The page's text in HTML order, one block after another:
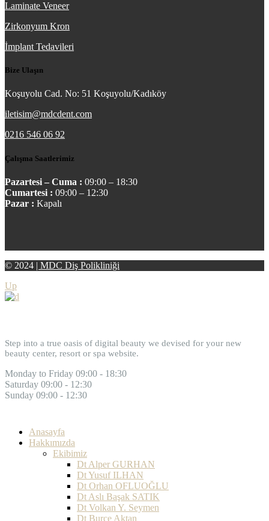
Laminate Veneer
Zirkonyum Kron
İmplant Tedavileri
Bize Ulaşın
Koşuyolu Cad. No: 51 Koşuyolu/Kadıköy
iletisim@mdcdent.com
0216 546 06 92
Çalışma Saatlerimiz
Pazartesi – Cuma : 09:00 – 18:30
Cumartesi : 09:00 – 12:30
Pazar : Kapalı
© 2024 | MDC Diş Polikliniği
Up
Step into a true oasis of digital beauty we devised for your new
beauty center, resort or spa website.
Monday to Friday 09:00 - 18:30
Saturday 09:00 - 12:30
Sunday 09:00 - 12:30
Anasayfa
Hakkımızda
Ekibimiz
Dt Alper GURHAN
Dt Yusuf ILHAN
Dt Orhan OFLUOĞLU
Dt Aslı Başak SATIK
Dt Volkan Y. Seymen
Dt Burçe Aktan